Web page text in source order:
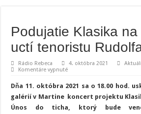
Podujatie Klasika
uctí tenoristu
Rádio Rebeca 4. októbra 2021
Komentáre vypnuténa
na
scéne
uctí
Dňa 11. októbra 2021 sa o 18.00 hod.
galérií v Martine koncert projektu
Únos do ticha, ktorý bude